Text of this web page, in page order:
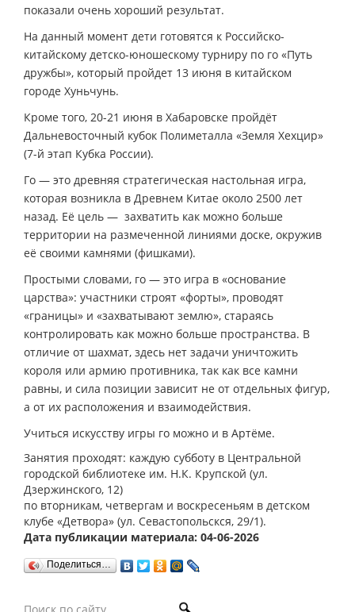
показали очень хороший результат.
На данный момент дети готовятся к Российско-
китайскому детско-юношескому турниру по го «Путь
дружбы», который пройдет 13 июня в китайском
городе Хуньчунь.
Кроме того, 20-21 июня в Хабаровске пройдёт
Дальневосточный кубок Полиметалла «Земля Хехцир»
(7-й этап Кубка России).
Го — это древняя стратегическая настольная игра,
которая возникла в Древнем Китае около 2500 лет
назад. Её цель — захватить как можно больше
территории на размеченной линиями доске, окружив
её своими камнями (фишками).
Простыми словами, го — это игра в «основание
царства»: участники строят «форты», проводят
«границы» и «захватывают землю», стараясь
контролировать как можно больше пространства. В
отличие от шахмат, здесь нет задачи уничтожить
короля или армию противника, так как все камни
равны, и сила позиции зависит не от отдельных фигур,
а от их расположения и взаимодействия.
Учиться искусству игры го можно и в Артёме.
Занятия проходят: каждую субботу в Центральной
городской библиотеке им. Н.К. Крупской (ул.
Дзержинского, 12)
по вторникам, четвергам и воскресеньям в детском
клубе «Детвора» (ул. Севастопольскся, 29/1).
Дата публикации материала: 04-06-2026
Поделиться…